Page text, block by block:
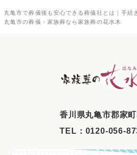
丸亀市で葬儀後も安心できる葬儀社とは｜手続
丸亀市の葬儀・家族葬なら家族葬の花水木
2025年10月
⾹川県丸⻲市郡家
TEL： 0120-056-